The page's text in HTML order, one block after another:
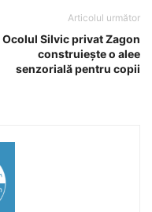
Articolul următor
Ocolul Silvic privat Zagon
construiește o alee
senzorială pentru copii